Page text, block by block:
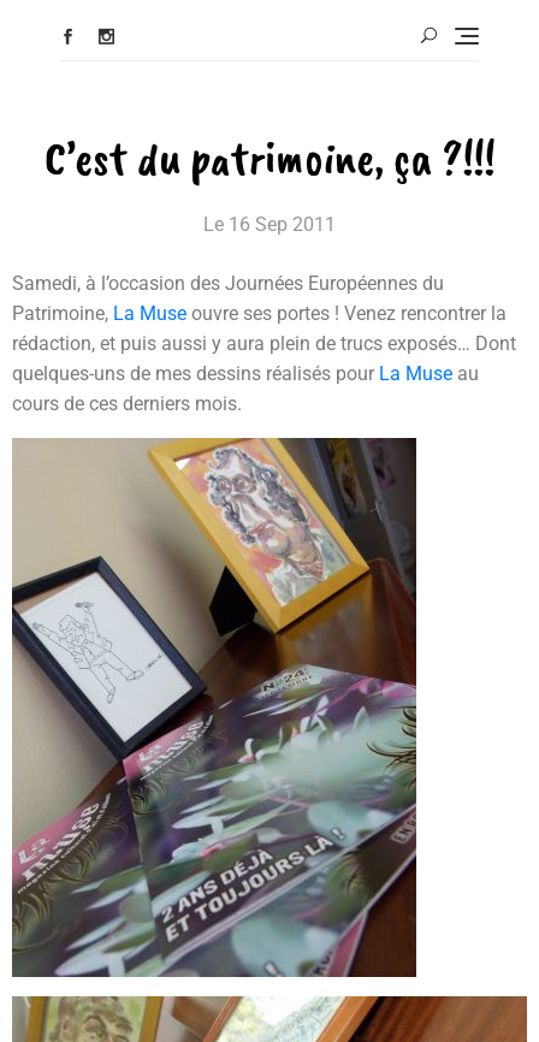
C’est du patrimoine, ça ?!!!
Le 16 Sep 2011
Samedi, à l’occasion des Journées Européennes du
Patrimoine, La Muse ouvre ses portes ! Venez rencontrer la
rédaction, et puis aussi y aura plein de trucs exposés… Dont
quelques-uns de mes dessins réalisés pour La Muse au
cours de ces derniers mois.